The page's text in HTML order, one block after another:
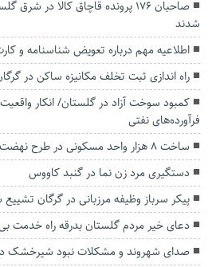
شدند
اطلاعیه مهم درباره تعویض شناسنامه و
راه اندازی ثبت تخلف مکانیزه ساکن در
کمبود سوخت آزاد در گلستان/ انکار
فرآورده‌های نفتی
ساخت ۸ هزار واحد مسکونی در طرح نهضت ملی مسکن در گلستان
دستگیری مرد زن نما در گنبد کاووس
پیکر سرباز وظیفه مرزبانی در گرگان
دعای خیر مردم گلستان بدرقه راه خدمت
صدای شهروند و مشکلات نبود شیرخشک